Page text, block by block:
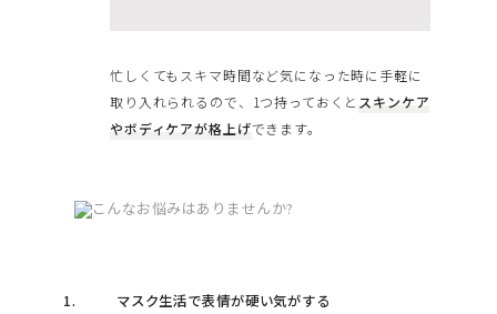
忙しくてもスキマ時間など気になった時に手軽に
取り入れられるので、1つ持っておくと スキンケア
やボディケアが格上げできます。
マスク生活で表情が硬い気がする